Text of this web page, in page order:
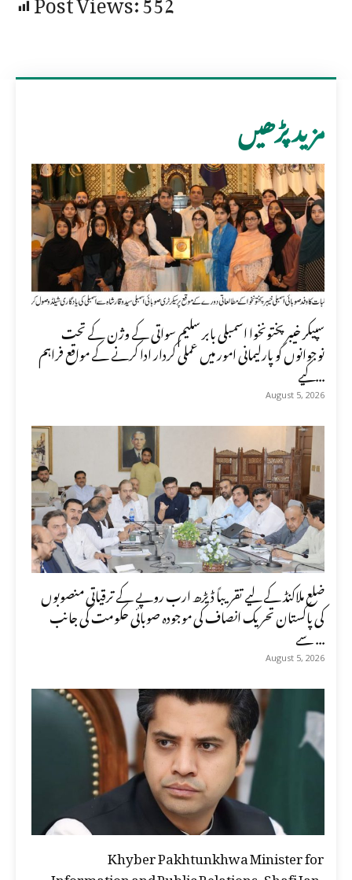
مزید پڑھیں
سپیکر خیبر پختونخوا اسمبلی بابر سلیم سواتی کے وژن کے تحت
نوجوانوں کو پارلیمانی امور میں عملی کردار ادا کرنے کے مواقع فراہم
کیے...
August 5, 2026
ضلع ملاکنڈ کے لیے تقریباً ڈیڑھ ارب روپے کے ترقیاتی منصوبوں
کی پاکستان تحریک انصاف کی موجودہ صوبائی حکومت کی جانب
سے ...
August 5, 2026
Khyber Pakhtunkhwa Minister for